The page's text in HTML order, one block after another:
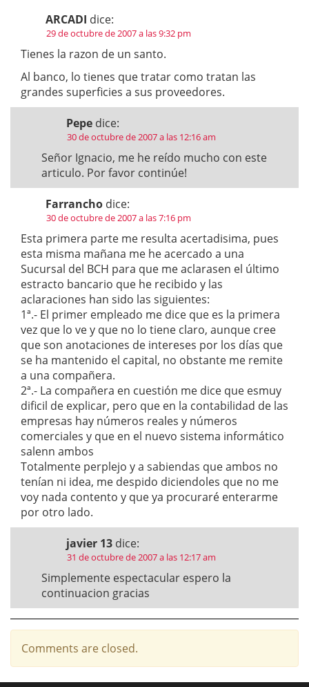
ARCADI dice:
29 de octubre de 2007 a las 9:32 pm
Tienes la razon de un santo.
Al banco, lo tienes que tratar como tratan las
grandes superficies a sus proveedores.
Pepe dice:
30 de octubre de 2007 a las 12:16 am
Señor Ignacio, me he reído mucho con este
articulo. Por favor continúe!
Farrancho dice:
30 de octubre de 2007 a las 7:16 pm
Esta primera parte me resulta acertadisima, pues
esta misma mañana me he acercado a una
Sucursal del BCH para que me aclarasen el último
estracto bancario que he recibido y las
aclaraciones han sido las siguientes:
1ª.- El primer empleado me dice que es la primera
vez que lo ve y que no lo tiene claro, aunque cree
que son anotaciones de intereses por los días que
se ha mantenido el capital, no obstante me remite
a una compañera.
2ª.- La compañera en cuestión me dice que esmuy
dificil de explicar, pero que en la contabilidad de las
empresas hay números reales y números
comerciales y que en el nuevo sistema informático
salenn ambos
Totalmente perplejo y a sabiendas que ambos no
tenían ni idea, me despido diciendoles que no me
voy nada contento y que ya procuraré enterarme
por otro lado.
javier 13 dice:
31 de octubre de 2007 a las 12:17 am
Simplemente espectacular espero la
continuacion gracias
Comments are closed.